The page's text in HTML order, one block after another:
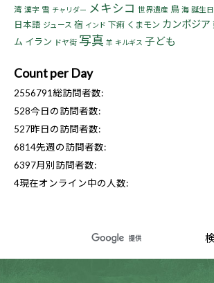
湾 漢字 雪 チャリダー メキシコ 世界遺産 鳥 海 誕生日
日本語 ジュース 宿 インド 下痢 くまモン カンボジア
ム イラン ドヤ街 写真 羊 キルギス 子ども
Count per Day
2556791総訪問者数:
528今日の訪問者数:
527昨日の訪問者数:
6814先週の訪問者数:
6397月別訪問者数:
4現在オンライン中の人数: